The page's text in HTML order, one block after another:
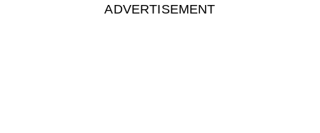
ADVERTISEMENT